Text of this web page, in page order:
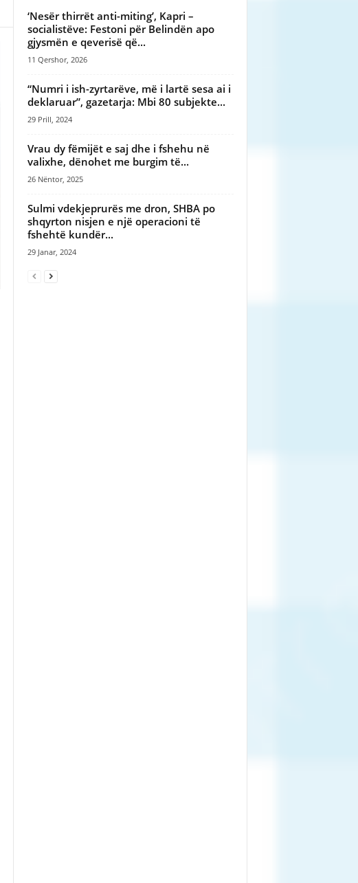
‘Nesër thirrët anti-miting’, Kapri –
socialistëve: Festoni për Belindën apo
gjysmën e qeverisë që...
11 Qershor, 2026
“Numri i ish-zyrtarëve, më i lartë sesa ai i
deklaruar”, gazetarja: Mbi 80 subjekte...
29 Prill, 2024
Vrau dy fëmijët e saj dhe i fshehu në
valixhe, dënohet me burgim të...
26 Nëntor, 2025
Sulmi vdekjeprurës me dron, SHBA po
shqyrton nisjen e një operacioni të
fshehtë kundër...
29 Janar, 2024